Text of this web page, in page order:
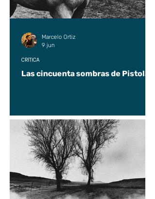
Las cincuenta sombras de Pistolas
CRÍTICA
Marcelo Ortiz
9 jun